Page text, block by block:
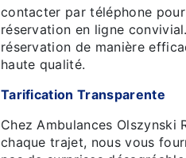
contacter par téléphone
réservation en ligne
réservation de manière
haute qualité.
Tarification Transparente
Chez Ambulances Olszynski
chaque trajet, nous vous